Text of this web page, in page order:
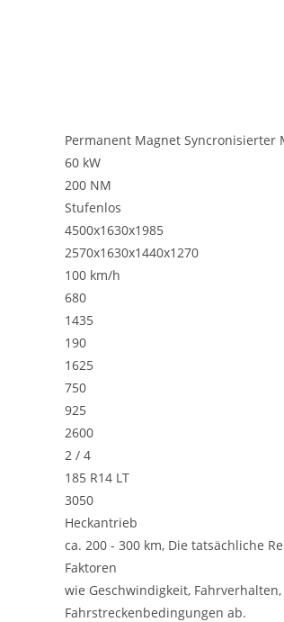
Permanent Magnet Syncronisierter
60 kW
200 NM
Stufenlos
4500x1630x1985
2570x1630x1440x1270
100 km/h
680
1435
190
1625
750
925
2600
2 / 4
185 R14 LT
3050
Heckantrieb
ca. 200 - 300 km, Die tatsächliche
Faktoren
wie Geschwindigkeit,
Fahrstreckenbedingungen ab.